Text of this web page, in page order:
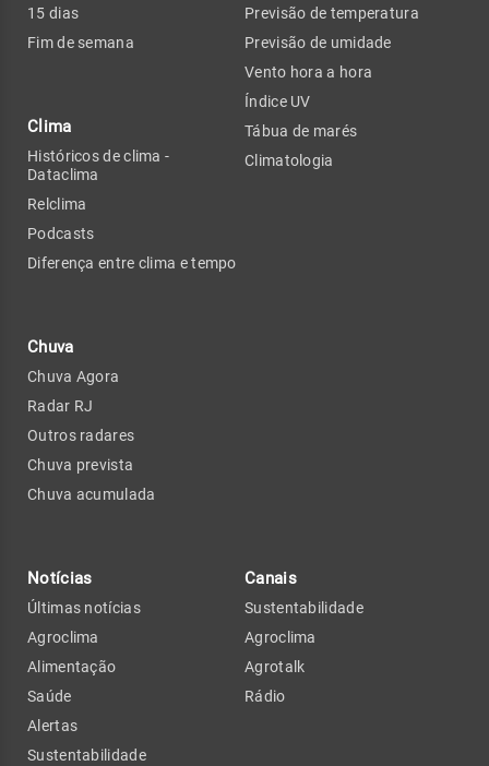
15 dias
Fim de semana
Clima
Históricos de clima -
Dataclima
Relclima
Podcasts
Diferença entre clima e tempo
Chuva
Chuva Agora
Radar RJ
Outros radares
Chuva prevista
Chuva acumulada
Previsão de temperatura
Previsão de umidade
Vento hora a hora
Índice UV
Tábua de marés
Climatologia
Notícias
Últimas notícias
Agroclima
Alimentação
Saúde
Alertas
Sustentabilidade
Canais
Sustentabilidade
Agroclima
Agrotalk
Rádio